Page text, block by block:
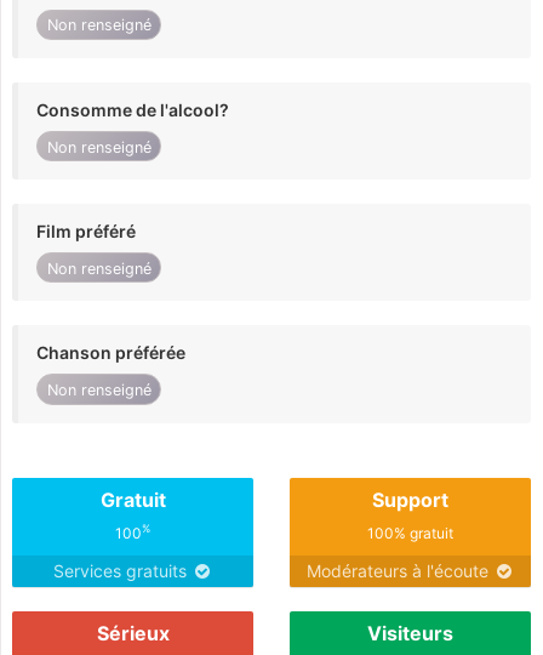
Non renseigné
Consomme de l'alcool?
Non renseigné
Film préféré
Non renseigné
Chanson préférée
Non renseigné
Gratuit
100%
Services gratuits
Support
100% gratuit
Modérateurs à l'écoute
Sérieux Visiteurs